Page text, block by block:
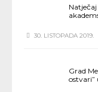
30. LISTOPADA 2019.
Grad
ostvari”